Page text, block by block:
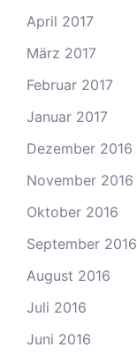
April 2017
März 2017
Februar 2017
Januar 2017
Dezember 2016
November 2016
Oktober 2016
September 2016
August 2016
Juli 2016
Juni 2016